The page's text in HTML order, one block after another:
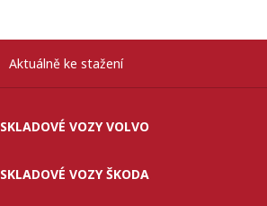
Aktuálně ke stažení
SKLADOVÉ VOZY VOLVO
SKLADOVÉ VOZY ŠKODA